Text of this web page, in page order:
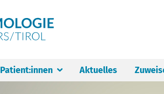
Patient:innen Aktuelles